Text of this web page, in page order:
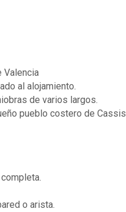
Valencia
al alojamiento.
de varios largos.
pueblo costero de Cassis.
o arista.